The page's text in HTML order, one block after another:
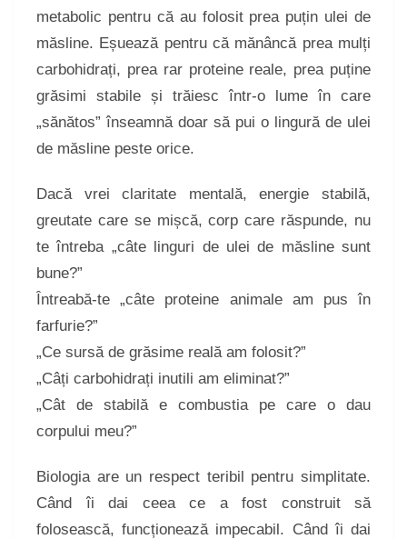
metabolic pentru că au folosit prea puțin ulei de
măsline. Eșuează pentru că mănâncă prea mulți
carbohidrați, prea rar proteine reale, prea puține
grăsimi stabile și trăiesc într-o lume în care
„sănătos” înseamnă doar să pui o lingură de ulei
de măsline peste orice.
Dacă vrei claritate mentală, energie stabilă,
greutate care se mișcă, corp care răspunde, nu
te întreba „câte linguri de ulei de măsline sunt
bune?”
Întreabă-te „câte proteine animale am pus în
farfurie?”
„Ce sursă de grăsime reală am folosit?”
„Câți carbohidrați inutili am eliminat?”
„Cât de stabilă e combustia pe care o dau
corpului meu?”
Biologia are un respect teribil pentru simplitate.
Când îi dai ceea ce a fost construit să
folosească, funcționează impecabil. Când îi dai